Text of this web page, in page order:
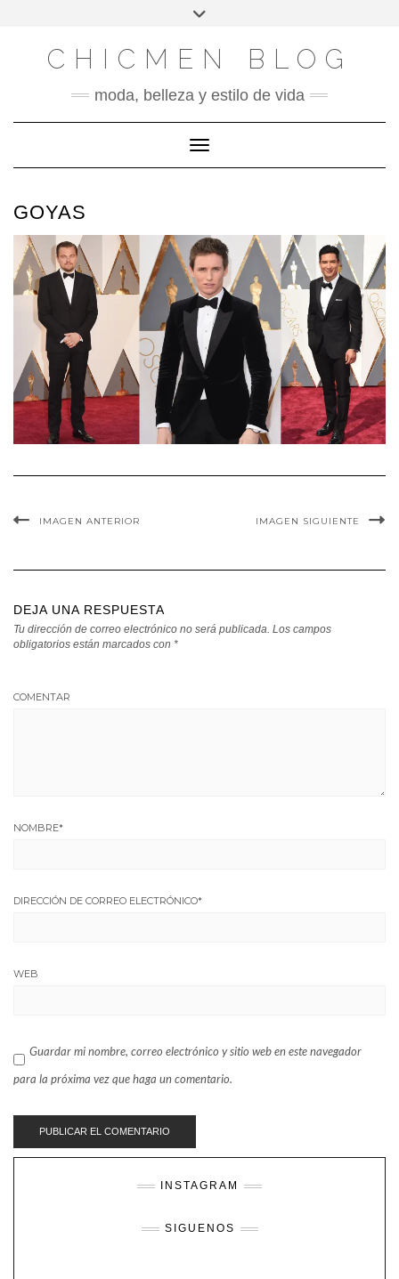
Alternar
cabecera
CHICMEN BLOG
moda, belleza y estilo de vida
Cambiar modo de navegación
GOYAS
IMAGEN ANTERIOR IMAGEN SIGUIENTE
DEJA UNA RESPUESTA
Tu dirección de correo electrónico no será publicada. Los campos
obligatorios están marcados con *
COMENTAR
NOMBRE*
DIRECCIÓN DE CORREO ELECTRÓNICO*
WEB
Guardar mi nombre, correo electrónico y sitio web en este navegador
para la próxima vez que haga un comentario.
INSTAGRAM
SIGUENOS